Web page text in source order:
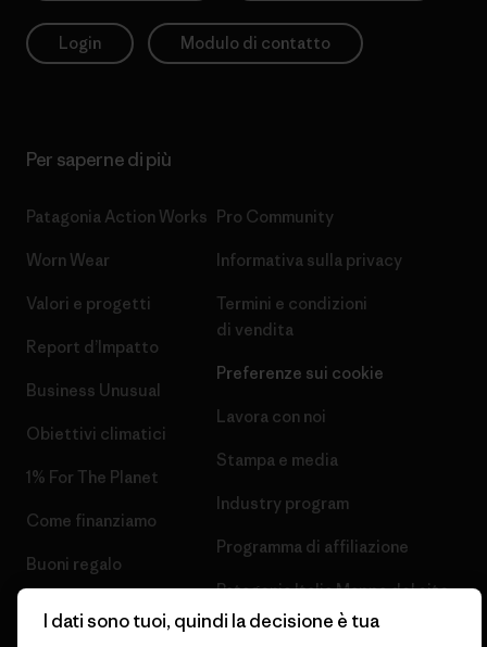
Login Modulo di contatto
Per saperne di più
Patagonia Action Works
Worn Wear
Valori e progetti
Report d’Impatto
Business Unusual
Obiettivi climatici
1% For The Planet
Come finanziamo
Buoni regalo
Pro Community
Informativa sulla privacy
Termini e condizioni
di vendita
Preferenze sui cookie
Lavora con noi
Stampa e media
Industry program
Programma di affiliazione
Patagonia Italia Mappa del sito
I dati sono tuoi, quindi la decisione è tua